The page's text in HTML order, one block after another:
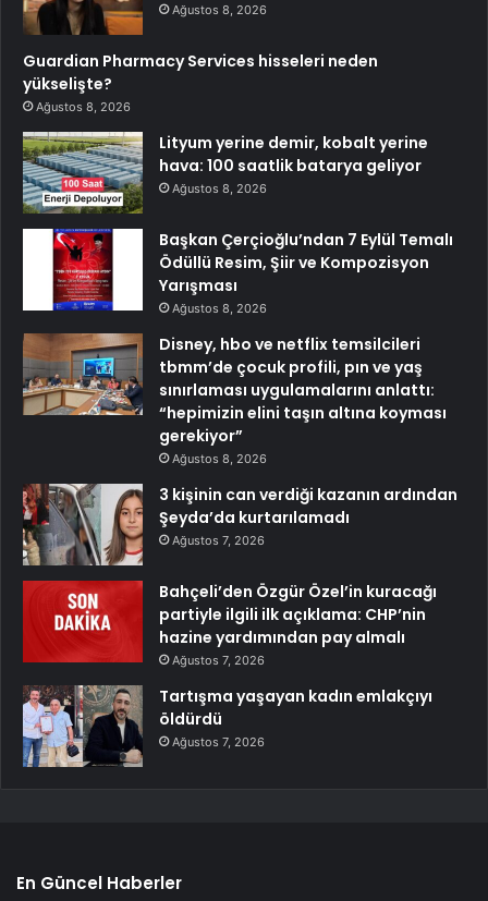
Ağustos 8, 2026
Guardian Pharmacy Services hisseleri neden
yükselişte?
Ağustos 8, 2026
Lityum yerine demir, kobalt yerine
hava: 100 saatlik batarya geliyor
Ağustos 8, 2026
Başkan Çerçioğlu’ndan 7 Eylül Temalı
Ödüllü Resim, Şiir ve Kompozisyon
Yarışması
Ağustos 8, 2026
Disney, hbo ve netflix temsilcileri
tbmm’de çocuk profili, pın ve yaş
sınırlaması uygulamalarını anlattı:
“hepimizin elini taşın altına koyması
gerekiyor”
Ağustos 8, 2026
3 kişinin can verdiği kazanın ardından
Şeyda’da kurtarılamadı
Ağustos 7, 2026
Bahçeli’den Özgür Özel’in kuracağı
partiyle ilgili ilk açıklama: CHP’nin
hazine yardımından pay almalı
Ağustos 7, 2026
Tartışma yaşayan kadın emlakçıyı
öldürdü
Ağustos 7, 2026
En Güncel Haberler